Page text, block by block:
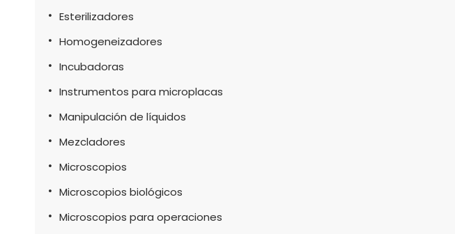
Esterilizadores
Homogeneizadores
Incubadoras
Instrumentos para microplacas
Manipulación de líquidos
Mezcladores
Microscopios
Microscopios biológicos
Microscopios para operaciones